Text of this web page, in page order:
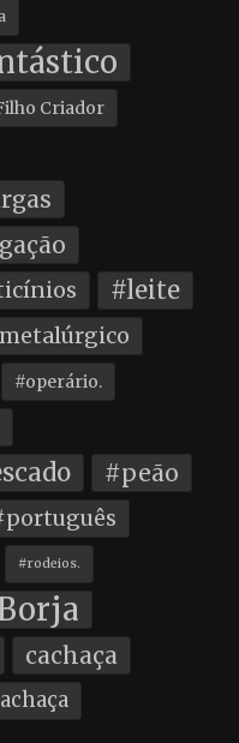
Criador
#leite
#operário.
#peão
#rodeios.
cachaça